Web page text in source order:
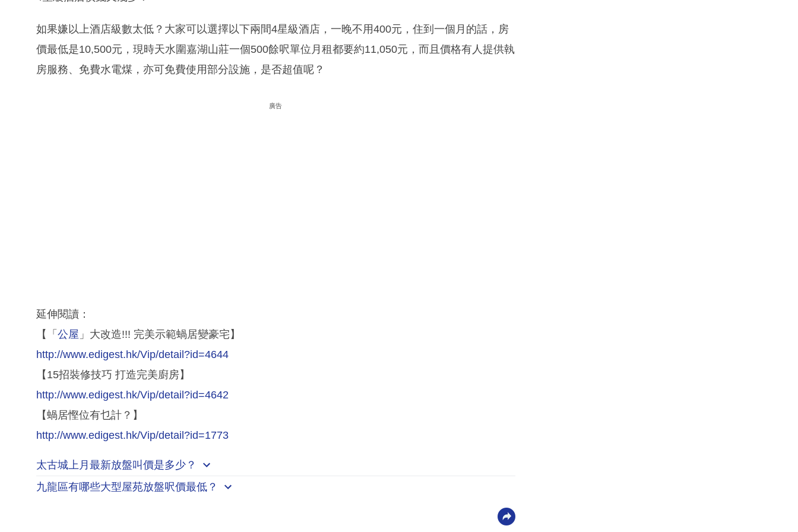
如果嫌以上酒店級數太低？大家可以選擇以下兩間4星級酒店，一晚不用400元，住到一個月的話，房
價最低是10,500元，現時天水圍嘉湖山莊一個500餘呎單位月租都要約11,050元，而且價格有人提供執
房服務、免費水電煤，亦可免費使用部分設施，是否超值呢？
廣告
延伸閱讀：
【「 公屋 」大改造!!! 完美示範蝸居變豪宅】
http://www.edigest.hk/Vip/detail?id=4644
【15招裝修技巧 打造完美廚房】
http://www.edigest.hk/Vip/detail?id=4642
【蝸居慳位有乜計？】
http://www.edigest.hk/Vip/detail?id=1773
太古城上月最新放盤叫價是多少？
九龍區有哪些大型屋苑放盤呎價最低？